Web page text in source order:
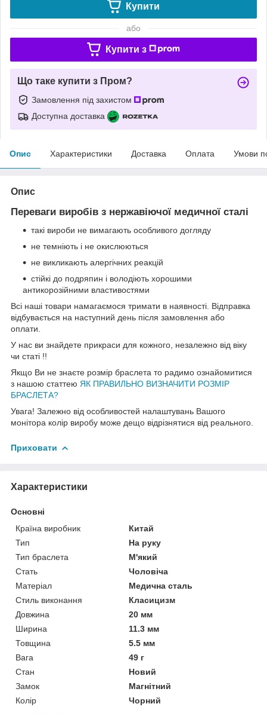
Купити
або
Купити з
Що таке купити з Пром?
Замовлення під захистом
Доступна доставка
Опис Характеристики Доставка Оплата Умови
Опис
Переваги виробів з нержавіючої медичної сталі
такі вироби не вимагають особливого догляду
не темніють і не окислюються
не викликають алергічних реакцій
стійкі до подряпин і володіють хорошими
антикорозійними властивостями
Всі наші товари намагаємося тримати в наявності. Відправка
відбувається на наступний день після замовлення або
оплати.
У нас ви знайдете прикраси для кожного, незалежно від віку
чи статі !!
Якщо Ви не знаєте розмір браслета то радимо ознайомитися
з нашою статтею ЯК ПРАВИЛЬНО ВИЗНАЧИТИ РОЗМІР
БРАСЛЕТА?
Увага! Залежно від особливостей налаштувань Вашого
монітора колір виробу може дещо відрізнятися від реального.
Приховати
Характеристики
Основні
Країна виробник
Китай
Тип
На руку
Тип браслета
М'який
Стать
Чоловіча
Матеріал
Медична сталь
Стиль виконання
Класицизм
Довжина
20 мм
Ширина
11.3 мм
Товщина
5.5 мм
Вага
49 г
Стан
Новий
Замок
Магнітний
Колір
Чорний